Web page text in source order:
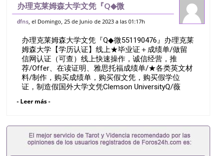
办理克莱姆森大学文凭『Q◆微
551190476』办理克莱姆森大学【学历认
（可查）线上快速操作，诚信经营，推
荐/Offe
dfns , el Domingo, 25 de Junio de 2023 a las 01:17h
办理克莱姆森大学文凭『Q◆微551190476』办理克莱
姆森大学【学历认证】线上★毕业证＋成绩单/做留
信网认证（可查）线上快速操作，诚信经营，推
荐/Offer、在读证明、雅思托福成绩单/★各类英文材
料/制作，购买成绩单，购买假文凭，购买假学位
证，制造假国外大学文凭Clemson UniversityQ/薇
理教育部认证办理大使馆认证办理留学归国证明办理
理录取通知书办理学位证书办理美国文凭办理澳洲文
凭办理英国文凭办理加拿大文凭办理德国文凭 一、快
速办理材料： 1、毕业证+成绩单+留学回国人员证明
- Leer más -